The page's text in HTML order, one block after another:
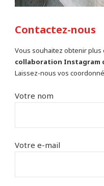
Contactez-nous
Vous souhaitez obtenir plus
collaboration Instagram
Laissez-nous vos
Votre nom
Votre e-mail